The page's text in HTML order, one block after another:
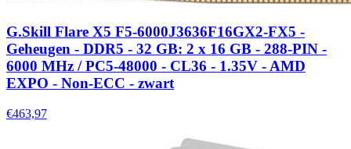
G.Skill Flare X5 F5-6000J3636F16GX2-FX5 -
Geheugen - DDR5 - 32 GB: 2 x 16 GB - 288-PIN -
6000 MHz / PC5-48000 - CL36 - 1.35V - AMD
EXPO - Non-ECC - zwart
€463,97